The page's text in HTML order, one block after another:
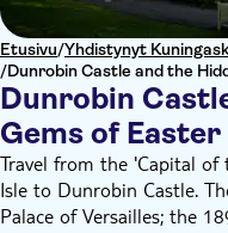
Etusivu/Yhdistynyt
/Dunrobin Castle and the
Dunrobin
Gems of
Travel from the 'Capital of
Isle to Dunrobin Castle.
Palace of Versailles; the